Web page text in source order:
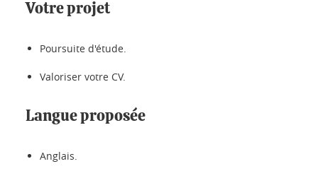
Votre projet
Poursuite d'étude.
Valoriser votre CV.
Langue proposée
Anglais.